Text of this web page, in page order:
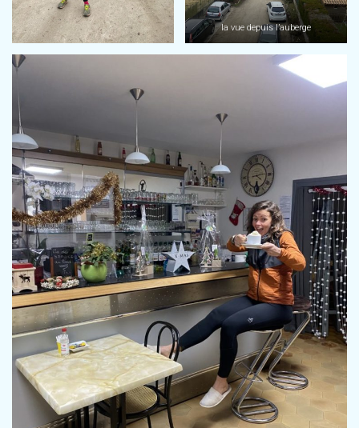
la vue depuis l’auberge